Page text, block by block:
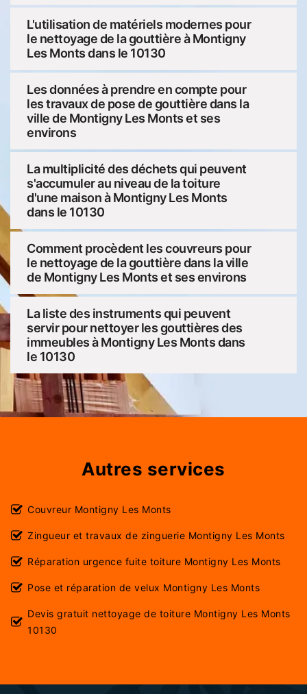
L'utilisation de matériels modernes pour
le nettoyage de la gouttière à Montigny
Les Monts dans le 10130
Les données à prendre en compte pour
les travaux de pose de gouttière dans la
ville de Montigny Les Monts et ses
environs
La multiplicité des déchets qui peuvent
s'accumuler au niveau de la toiture
d'une maison à Montigny Les Monts
dans le 10130
Comment procèdent les couvreurs pour
le nettoyage de la gouttière dans la ville
de Montigny Les Monts et ses environs
La liste des instruments qui peuvent
servir pour nettoyer les gouttières des
immeubles à Montigny Les Monts dans
le 10130
Autres services
Couvreur Montigny Les Monts
Zingueur et travaux de zinguerie Montigny Les Monts
Réparation urgence fuite toiture Montigny Les Monts
Pose et réparation de velux Montigny Les Monts
Devis gratuit nettoyage de toiture Montigny Les Monts
10130